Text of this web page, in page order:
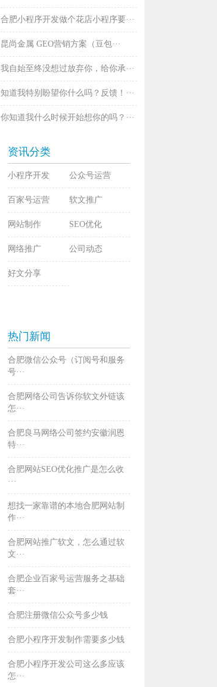
合肥小程序开发做个花店小程序要···
昆尚金属 GEO营销方案（豆包···
我自始至终没想过放弃你，给你承···
知道我特别盼望你什么吗？反馈！···
你知道我什么时候开始想你的吗？···
资讯分类
小程序开发 公众号运营
百家号运营 软文推广
网站制作 SEO优化
网络推广 公司动态
好文分享
热门新闻
合肥微信公众号（订阅号和服务
号···
合肥网络公司告诉你软文外链该
怎···
合肥良马网络公司签约安徽润恩
特···
合肥网站SEO优化推广是怎么收
···
想找一家靠谱的本地合肥网站制
作···
合肥网站推广软文，怎么通过软
文···
合肥企业百家号运营服务之基础
套···
合肥注册微信公众号多少钱
合肥小程序开发制作需要多少钱
合肥小程序开发公司这么多应该
怎···